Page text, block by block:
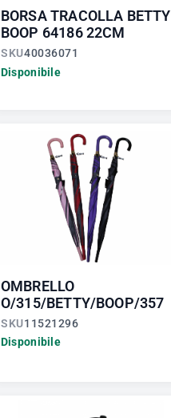
BORSA TRACOLLA BETTY
BOOP 64186 22CM
SKU40036071
Disponibile
OMBRELLO
O/315/BETTY/BOOP/357
SKU11521296
Disponibile